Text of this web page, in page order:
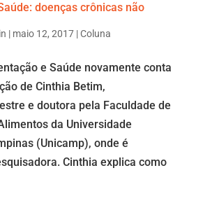
doenças crônicas não
| maio 12, 2017|Coluna
e Saúde novamente conta
de Cinthia Betim,
e doutora pela Faculdade de
da Universidade
(Unicamp), onde é
Cinthia explica como